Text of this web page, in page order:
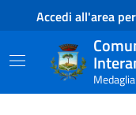
Contenuto principale
Piede di paginaAccedi all'area